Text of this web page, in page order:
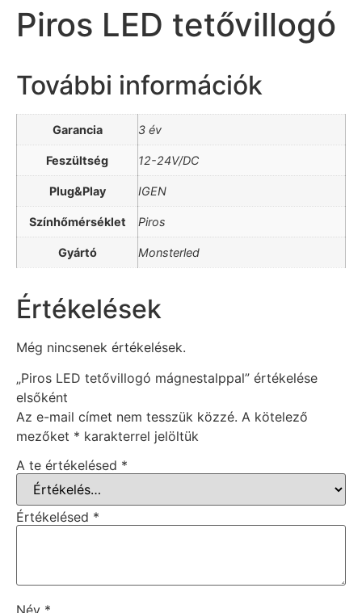
Piros LED tetővillogó
További információk
Garancia 3 év
Feszültség 12-24V/DC
Plug&Play IGEN
Színhőmérséklet Piros
Gyártó Monsterled
Értékelések
Még nincsenek értékelések.
„Piros LED tetővillogó mágnestalppal” értékelése
elsőként
Az e-mail címet nem tesszük közzé. A kötelező
mezőket * karakterrel jelöltük
A te értékelésed *
Értékelésed *
Név *
A terméket hozzá adtad a
kívánság listához